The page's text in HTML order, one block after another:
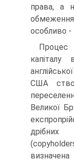
права, а
обмеження
особливо -
США
Великої
дрібних